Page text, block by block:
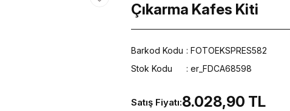
Çıkarma Kafes Kiti
Barkod Kodu
FOTOEKSPRES582
Stok Kodu
er_FDCA68598
Satış Fiyatı:8.028,90 TL